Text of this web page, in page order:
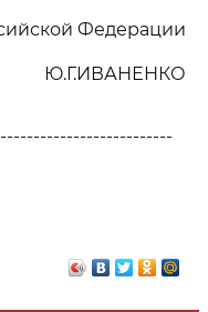
Федерации
Ю.Г.ИВАНЕНКО